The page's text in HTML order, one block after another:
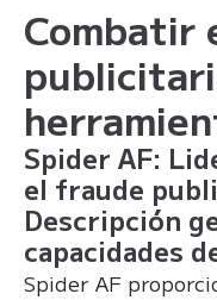
Combatir
Spider AF:
el fraude
Descripción
capacidades
Spider AF